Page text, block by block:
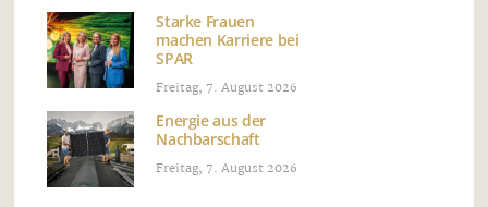
Starke Frauen
machen Karriere bei
SPAR
Freitag, 7. August 2026
Energie aus der
Nachbarschaft
Freitag, 7. August 2026